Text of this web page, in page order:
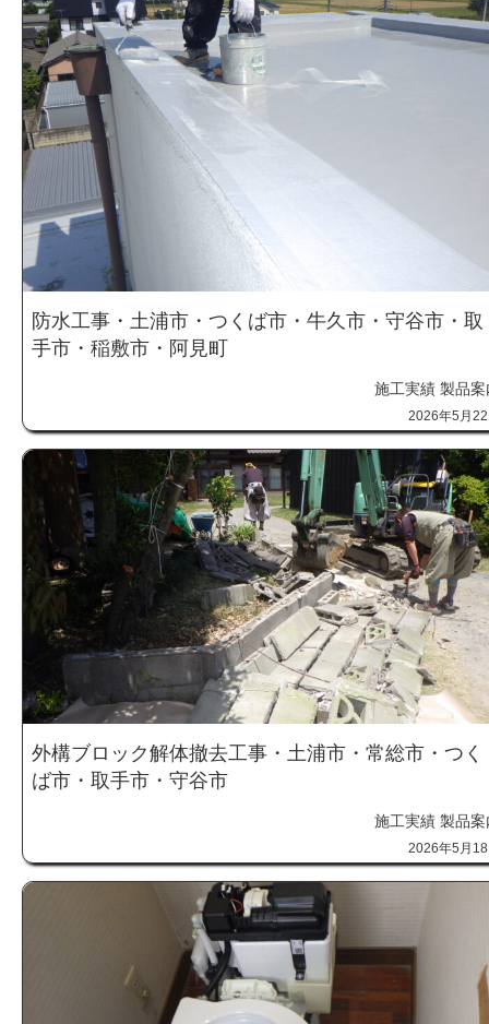
防水工事・土浦市・つくば市・牛久市・守谷市・取
手市・稲敷市・阿見町
施工実績 製品案
2026年5月
外構ブロック解体撤去工事・土浦市・常総市・つく
ば市・取手市・守谷市
施工実績 製品案
2026年5月